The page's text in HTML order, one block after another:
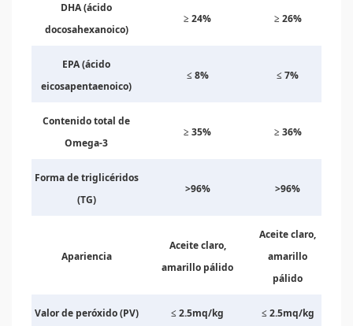
DHA (ácido
docosahexanoico)
≥ 24% ≥ 26%
EPA (ácido
eicosapentaenoico)
≤ 8% ≤ 7%
Contenido total de
Omega-3
≥ 35% ≥ 36%
Forma de triglicéridos
(TG)
>96% >96%
Apariencia
Aceite claro,
amarillo pálido
Aceite claro,
amarillo
pálido
Valor de peróxido (PV) ≤ 2.5mq/kg ≤ 2.5mq/kg